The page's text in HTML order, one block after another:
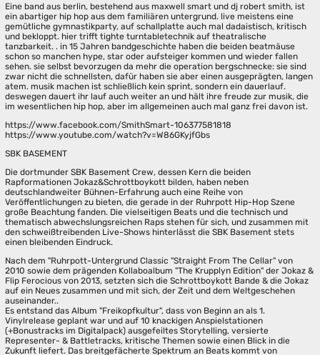
Eine band aus berlin, bestehend aus maxwell smart und dj robert smith, ist
ein abartiger hip hop aus dem familiären untergrund. live meistens eine
gemütliche gymnastikparty, auf schallplatte auch mal dadaistisch, kritisch
und bekloppt. hier trifft tighte turntabletechnik auf theatralische
tanzbarkeit. . in 15 Jahren bandgeschichte haben die beiden beatmäuse
schon so manchen hype, star oder aufsteiger kommen und wieder fallen
sehen. sie selbst bevorzugen da mehr die operation bergschnecke: sie sind
zwar nicht die schnellsten, dafür haben sie aber einen ausgeprägten, langen
atem. musik machen ist schließlich kein sprint, sondern ein dauerlauf.
deswegen dauert ihr lauf auch weiter an und hält ihre freude zur musik, die
im wesentlichen hip hop, aber im allgemeinen auch mal ganz frei davon ist.
https://www.facebook.com/SmithSmart-106377581818
https://www.youtube.com/watch?v=W86GKyjfGbs
SBK BASEMENT
Die dortmunder SBK Basement Crew, dessen Kern die beiden
Rapformationen Jokaz&Schrottboykott bilden, haben neben
deutschlandweiter Bühnen-Erfahrung auch eine Reihe von
Veröffentlichungen zu bieten, die gerade in der Ruhrpott Hip-Hop Szene
große Beachtung fanden. Die vielseitigen Beats und die technisch und
thematisch abwechslungsreichen Raps stehen für sich, und zusammen mit
den schweißtreibenden Live-Shows hinterlässt die SBK Basement stets
einen bleibenden Eindruck.
Nach dem "Ruhrpott-Untergrund Classic "Straight From The Cellar" von
2010 sowie dem prägenden Kollaboalbum "The Krupplyn Edition" der Jokaz &
Flip Ferocious von 2013, setzten sich die Schrottboykott Bande & die Jokaz
auf ein Neues zusammen und mit sich, der Zeit und dem Weltgeschehen
auseinander..
Es entstand das Album "Freikopfkultur", dass von Beginn an als 1.
Vinylrelease geplant war und auf 10 knackigen Anspielstationen
(+Bonustracks im Digitalpack) ausgefeiltes Storytelling, versierte
Representer- & Battletracks, kritische Themen sowie einen Blick in die
Zukunft liefert. Das breitgefächerte Spektrum an Beats kommt von